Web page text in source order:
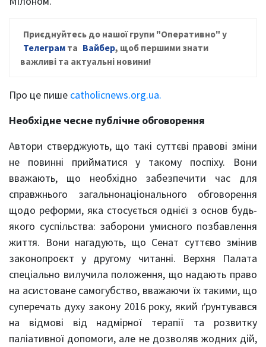
Приєднуйтесь до нашої групи "Оперативно" у
Телеграм та Вайбер, щоб першими знати
важливі та актуальні новини!
Про це пише catholicnews.org.ua.
Необхідне чесне публічне обговорення
Автори стверджують, що такі суттєві правові зміни
не повинні прийматися у такому поспіху. Вони
вважають, що необхідно забезпечити час для
справжнього загальнонаціонального обговорення
щодо реформи, яка стосується однієї з основ будь-
якого суспільства: заборони умисного позбавлення
життя. Вони нагадують, що Сенат суттєво змінив
законопроєкт у другому читанні. Верхня Палата
спеціально вилучила положення, що надають право
на асистоване самогубство, вважаючи їх такими, що
суперечать духу закону 2016 року, який ґрунтувався
на відмові від надмірної терапії та розвитку
паліативної допомоги, але не дозволяв жодних дій,